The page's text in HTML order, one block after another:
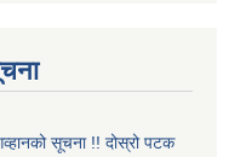
सूचना !! दोस्रो पटक